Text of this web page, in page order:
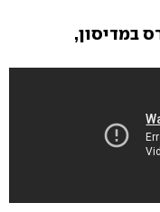
במדיסון,